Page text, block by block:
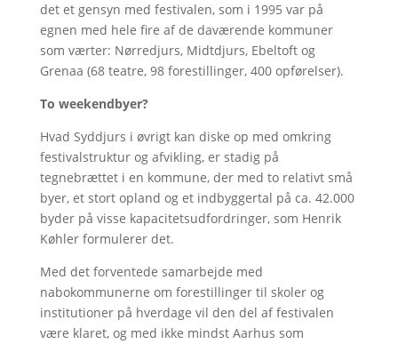
det et gensyn med festivalen, som i 1995 var på
egnen med hele fire af de daværende kommuner
som værter: Nørredjurs, Midtdjurs, Ebeltoft og
Grenaa (68 teatre, 98 forestillinger, 400 opførelser).
To weekendbyer?
Hvad Syddjurs i øvrigt kan diske op med omkring
festivalstruktur og afvikling, er stadig på
tegnebrættet i en kommune, der med to relativt små
byer, et stort opland og et indbyggertal på ca. 42.000
byder på visse kapacitetsudfordringer, som Henrik
Køhler formulerer det.
Med det forventede samarbejde med
nabokommunerne om forestillinger til skoler og
institutioner på hverdage vil den del af festivalen
være klaret, og med ikke mindst Aarhus som